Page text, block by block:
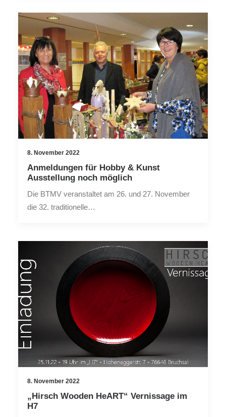
8. November 2022
Anmeldungen für Hobby & Kunst
Ausstellung noch möglich
Die BTMV veranstaltet am 26. und 27. November
die 32. traditionelle…
8. November 2022
„Hirsch Wooden HeART“ Vernissage im
H7